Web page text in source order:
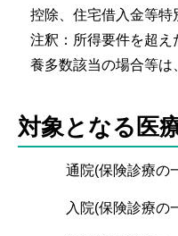
控除、住宅借入金等特
注釈：所得要件を超え
養多数該当の場合等は
対象となる医
通院(保険診療の
入院(保険診療の